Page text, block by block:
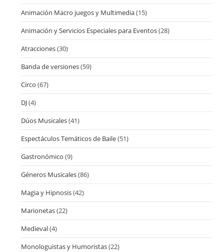
Animación Macro juegos y Multimedia(15)
Animación y Servicios Especiales para Eventos(28)
Atracciones(30)
Banda de versiones(59)
Circo (67)
DJ(4)
Dúos Musicales(41)
Espectáculos Temáticos de Baile(51)
Gastronómico (9)
Géneros Musicales(86)
Magia y Hipnosis(42)
Marionetas(22)
Medieval(4)
Monologuistas y Humoristas(22)